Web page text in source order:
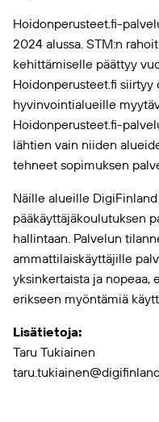
Hoidonperusteet.fi-
2024 alussa. STM:n
kehittämiselle päättyy
Hoidonperusteet.fi siirtyy
hyvinvointialueille
Hoidonperusteet.fi-
lähtien vain niiden
tehneet sopimuksen
Näille alueille
pääkäyttäjäkoulutuksen
hallintaan. Palvelun
ammattilaiskäyttäjille
yksinkertaista ja nopeaa,
erikseen myöntämiä
Lisätietoja:
Taru Tukiainen